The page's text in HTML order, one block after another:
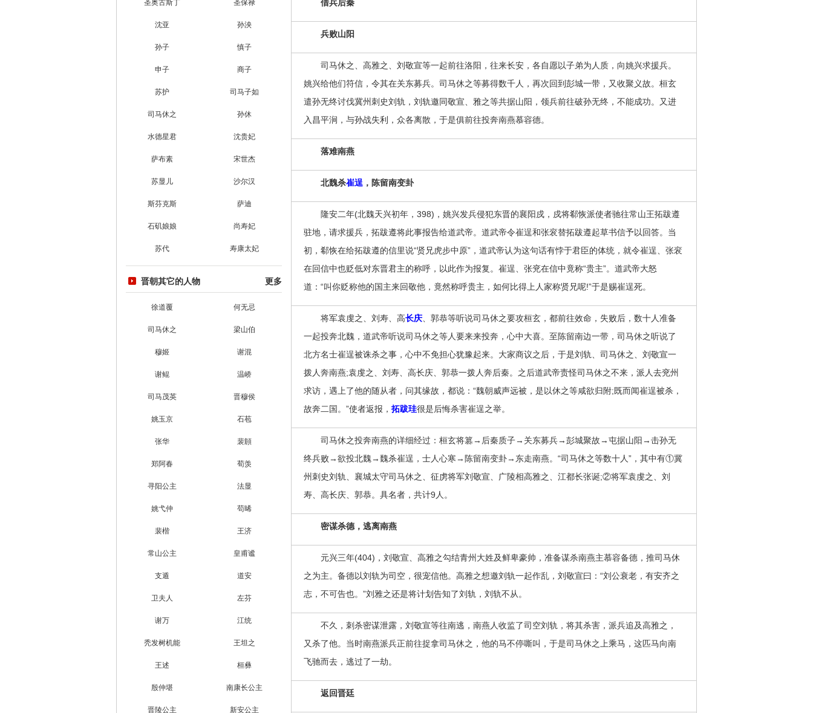
圣奥古斯丁 圣保禄
沈亚 孙泱
孙子 慎子
申子 商子
苏护 司马子如
司马休之 孙休
水德星君 沈贵妃
萨布素 宋世杰
苏显儿 沙尔汉
斯芬克斯 萨迪
石矶娘娘 尚寿妃
苏代 寿康太妃
晋朝其它的人物 更多
徐道覆 何无忌
司马休之 梁山伯
穆姬 谢混
谢鲲 温峤
司马茂英 晋穆侯
姚玉京 石苞
张华 裴頠
郑阿春 荀羡
寻阳公主 法显
姚弋仲 苟晞
裴楷 王济
常山公主 皇甫谧
支遁 道安
卫夫人 左芬
谢万 江统
秃发树机能 王坦之
王述 桓彝
殷仲堪 南康长公主
晋陵公主 新安公主
借兵后秦
兵败山阳
司马休之、高雅之、刘敬宣等一起前往洛阳，往来长安，各自愿以子弟为人质，向姚兴求援兵。
姚兴给他们符信，令其在关东募兵。司马休之等募得数千人，再次回到彭城一带，又收聚义故。桓玄
遣孙无终讨伐冀州刺史刘轨，刘轨邀同敬宣、雅之等共据山阳，领兵前往破孙无终，不能成功。又进
入昌平涧，与孙战失利，众各离散，于是俱前往投奔南燕慕容德。
落难南燕
北魏杀崔逞 ，陈留南变卦
隆安二年(北魏天兴初年，398)，姚兴发兵侵犯东晋的襄阳戍，戍将郗恢派使者驰往常山王拓跋遵
驻地，请求援兵，拓跋遵将此事报告给道武帝。道武帝令崔逞和张衮替拓跋遵起草书信予以回答。当
初，郗恢在给拓跋遵的信里说“贤兄虎步中原”，道武帝认为这句话有悖于君臣的体统，就令崔逞、张衮
在回信中也贬低对东晋君主的称呼，以此作为报复。崔逞、张兖在信中竟称“贵主”。道武帝大怒
道：“叫你贬称他的国主来回敬他，竟然称呼贵主，如何比得上人家称贤兄呢!”于是赐崔逞死。
将军袁虔之、刘寿、高长庆 、郭恭等听说司马休之要攻桓玄，都前往效命，失败后，数十人准备
一起投奔北魏，道武帝听说司马休之等人要来来投奔，心中大喜。至陈留南边一带，司马休之听说了
北方名士崔逞被诛杀之事，心中不免担心犹豫起来。大家商议之后，于是刘轨、司马休之、刘敬宣一
拨人奔南燕;袁虔之、刘寿、高长庆、郭恭一拨人奔后秦。之后道武帝责怪司马休之不来，派人去兖州
求访，遇上了他的随从者，问其缘故，都说：“魏朝威声远被，是以休之等咸欲归附;既而闻崔逞被杀，
故奔二国。”使者返报， 拓跋珪很是后悔杀害崔逞之举。
司马休之投奔南燕的详细经过：桓玄将篡→后秦质子→关东募兵→彭城聚故→屯据山阳→击孙无
终兵败→欲投北魏→魏杀崔逞，士人心寒→陈留南变卦→东走南燕。“司马休之等数十人”，其中有①冀
州刺史刘轨、襄城太守司马休之、征虏将军刘敬宣、广陵相高雅之、江都长张诞;②将军袁虔之、刘
寿、高长庆、郭恭。具名者，共计9人。
密谋杀德，逃离南燕
元兴三年(404)，刘敬宣、高雅之勾结青州大姓及鲜卑豪帅，准备谋杀南燕主慕容备德，推司马休
之为主。备德以刘轨为司空，很宠信他。高雅之想邀刘轨一起作乱，刘敬宣曰：“刘公衰老，有安齐之
志，不可告也。”刘雅之还是将计划告知了刘轨，刘轨不从。
不久，刺杀密谋泄露，刘敬宣等往南逃，南燕人收监了司空刘轨，将其杀害，派兵追及高雅之，
又杀了他。当时南燕派兵正前往捉拿司马休之，他的马不停嘶叫，于是司马休之上乘马，这匹马向南
飞驰而去，逃过了一劫。
返回晋廷